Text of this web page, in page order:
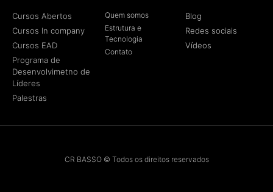
Cursos Abertos
Cursos In company
Cursos EAD
Programa de
Desenvolvimetno de
Líderes
Palestras
Quem somos
Estrutura e
Tecnologia
Contato
Blog
Redes sociais
Vídeos
CR BASSO © Todos os direitos reservados